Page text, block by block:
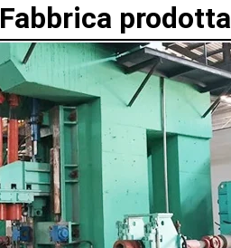
Fabbrica prodotta